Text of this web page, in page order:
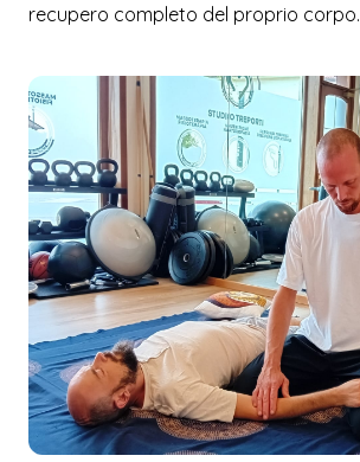
recupero completo del proprio corpo.